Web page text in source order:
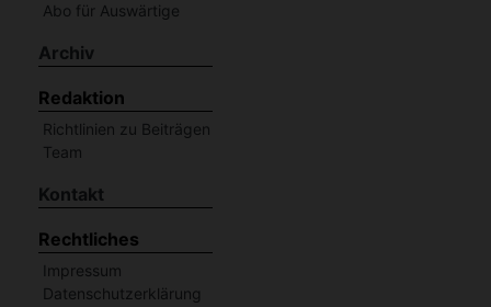
Abo für Auswärtige
Archiv
Redaktion
Richtlinien zu Beiträgen
Team
Kontakt
Rechtliches
Impressum
Datenschutzerklärung